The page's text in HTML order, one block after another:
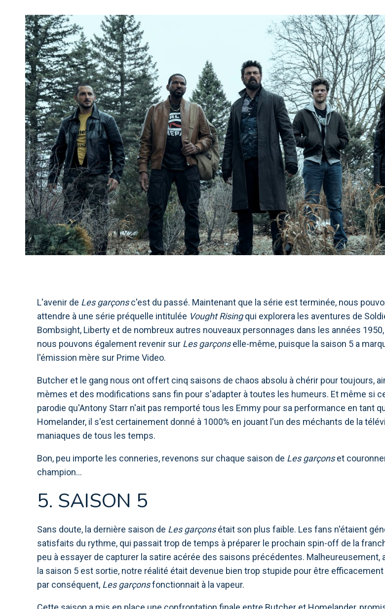
L'avenir de Les garçonsc'est du passé. Maintenant que la série est terminée, nous
attendre à une série préquelle intitulée Vought Risingqui explorera les aventures de
Bombsight, Liberty et de nombreux autres nouveaux personnages dans les années
nous pouvons également revenir sur Les garçonselle-même, puisque la saison 5 a
l'émission mère sur Prime Video.
Butcher et le gang nous ont offert cinq saisons de chaos absolu à chérir pour toujours,
mèmes et des modifications sans fin pour s'adapter à toutes les humeurs. Et même si
parodie qu'Antony Starr n'ait pas remporté tous les Emmy pour sa performance en tant
Homelander, il s'est certainement donné à 1000% en jouant l'un des méchants de la
maniaques de tous les temps.
Bon, peu importe les conneries, revenons sur chaque saison de Les garçonset
champion…
5. SAISON 5
Sans doute, la dernière saison de Les garçonsétait son plus faible. Les fans n'étaient
satisfaits du rythme, qui passait trop de temps à préparer le prochain spin-off de la
peu à essayer de capturer la satire acérée des saisons précédentes. Malheureusement,
la saison 5 est sortie, notre réalité était devenue bien trop stupide pour être
par conséquent, Les garçonsfonctionnait à la vapeur.